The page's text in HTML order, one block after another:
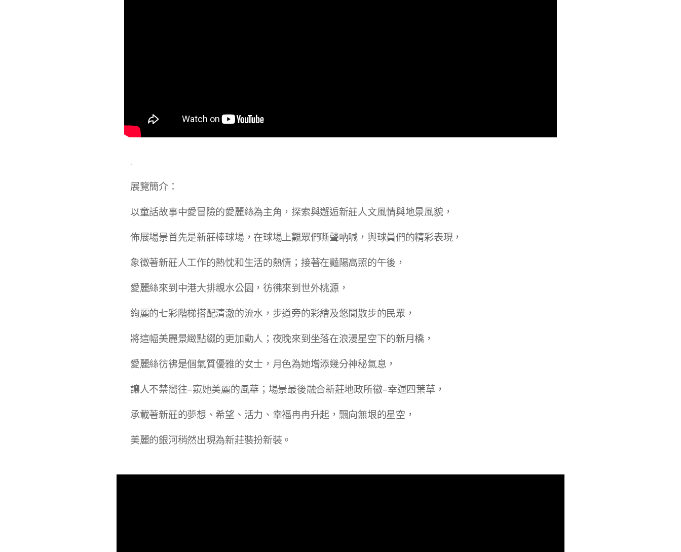
.
展覽簡介：
以童話故事中愛冒險的愛麗絲為主角，探索與邂逅新莊人文風情與地景風貌，
佈展場景首先是新莊棒球場，在球場上觀眾們嘶聲吶喊，與球員們的精彩表現，
象徵著新莊人工作的熱忱和生活的熱情；接著在豔陽高照的午後，
愛麗絲來到中港大排親水公園，彷彿來到世外桃源，
絢麗的七彩階梯搭配清澈的流水，步道旁的彩繪及悠閒散步的民眾，
將這幅美麗景緻點綴的更加動人；夜晚來到坐落在浪漫星空下的新月橋，
愛麗絲彷彿是個氣質優雅的女士，月色為她增添幾分神秘氣息，
讓人不禁嚮往–窺她美麗的風華；場景最後融合新莊地政所徽–幸運四葉草，
承載著新莊的夢想、希望、活力、幸福冉冉升起，飄向無垠的星空，
美麗的銀河稍然出現為新莊裝扮新裝。